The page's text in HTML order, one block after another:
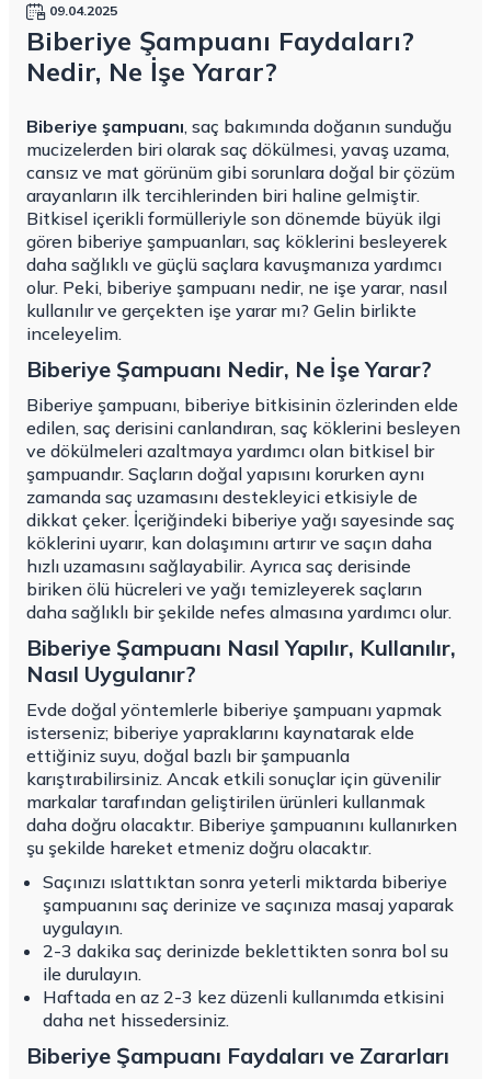
09.04.2025
Biberiye Şampuanı Faydaları?
Nedir, Ne İşe Yarar?
Biberiye şampuanı, saç bakımında doğanın sunduğu
mucizelerden biri olarak saç dökülmesi, yavaş uzama,
cansız ve mat görünüm gibi sorunlara doğal bir çözüm
arayanların ilk tercihlerinden biri haline gelmiştir.
Bitkisel içerikli formülleriyle son dönemde büyük ilgi
gören biberiye şampuanları, saç köklerini besleyerek
daha sağlıklı ve güçlü saçlara kavuşmanıza yardımcı
olur. Peki, biberiye şampuanı nedir, ne işe yarar, nasıl
kullanılır ve gerçekten işe yarar mı? Gelin birlikte
inceleyelim.
Biberiye Şampuanı Nedir, Ne İşe Yarar?
Biberiye şampuanı, biberiye bitkisinin özlerinden elde
edilen, saç derisini canlandıran, saç köklerini besleyen
ve dökülmeleri azaltmaya yardımcı olan bitkisel bir
şampuandır. Saçların doğal yapısını korurken aynı
zamanda saç uzamasını destekleyici etkisiyle de
dikkat çeker. İçeriğindeki biberiye yağı sayesinde saç
köklerini uyarır, kan dolaşımını artırır ve saçın daha
hızlı uzamasını sağlayabilir. Ayrıca saç derisinde
biriken ölü hücreleri ve yağı temizleyerek saçların
daha sağlıklı bir şekilde nefes almasına yardımcı olur.
Biberiye Şampuanı Nasıl Yapılır, Kullanılır,
Nasıl Uygulanır?
Evde doğal yöntemlerle biberiye şampuanı yapmak
isterseniz; biberiye yapraklarını kaynatarak elde
ettiğiniz suyu, doğal bazlı bir şampuanla
karıştırabilirsiniz. Ancak etkili sonuçlar için güvenilir
markalar tarafından geliştirilen ürünleri kullanmak
daha doğru olacaktır. Biberiye şampuanını kullanırken
şu şekilde hareket etmeniz doğru olacaktır.
Saçınızı ıslattıktan sonra yeterli miktarda biberiye
şampuanını saç derinize ve saçınıza masaj yaparak
uygulayın.
2-3 dakika saç derinizde beklettikten sonra bol su
ile durulayın.
Haftada en az 2-3 kez düzenli kullanımda etkisini
daha net hissedersiniz.
Biberiye Şampuanı Faydaları ve Zararları